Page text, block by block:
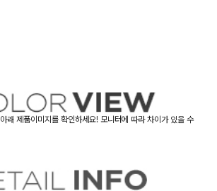
래 제품이미지를 확인하세요! 모니터에 따라 차이가 있을 수